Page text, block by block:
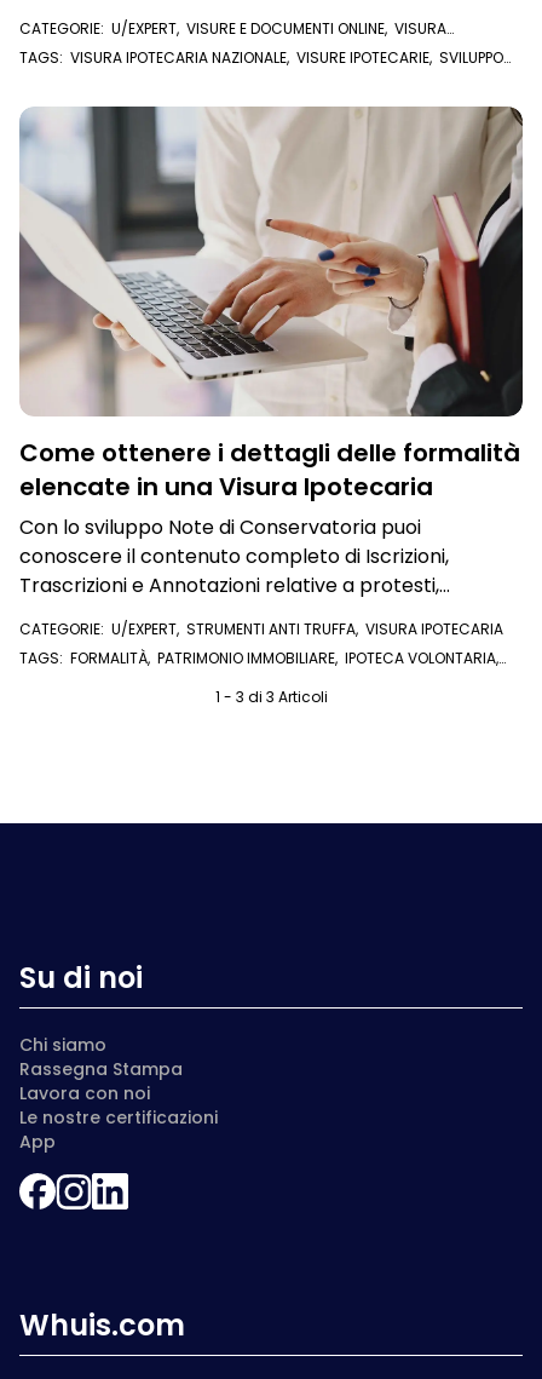
CATEGORIE: U/EXPERT, VISURE E DOCUMENTI ONLINE, VISURA
IPOTECARIA
TAGS: VISURA IPOTECARIA NAZIONALE, VISURE IPOTECARIE, SVILUPPO
Come ottenere i dettagli delle formalità
elencate in una Visura Ipotecaria
Con lo sviluppo Note di Conservatoria puoi
conoscere il contenuto completo di Iscrizioni,
Trascrizioni e Annotazioni relative a protesti,
ipoteche giudiziali, pignoramenti e molto altro
CATEGORIE: U/EXPERT, STRUMENTI ANTI TRUFFA, VISURA IPOTECARIA
TAGS: FORMALITÀ, PATRIMONIO IMMOBILIARE, IPOTECA VOLONTARIA,
U/EXPERT1 - 3 di 3 Articoli
Su di noi
Chi siamo
Rassegna Stampa
Lavora con noi
Le nostre certificazioni
App
Whuis.com